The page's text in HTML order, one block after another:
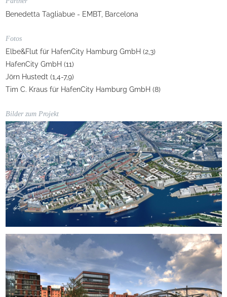
Benedetta Tagliabue - EMBT, Barcelona
Fotos
Elbe&Flut für HafenCity Hamburg GmbH (2,3)
HafenCity GmbH (11)
Jörn Hustedt (1,4-7,9)
Tim C. Kraus für HafenCity Hamburg GmbH (8)
Bilder zum Projekt